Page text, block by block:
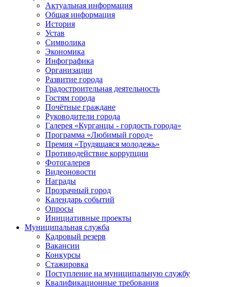
Актуальная информация
Общая информация
История
Устав
Символика
Экономика
Инфографика
Организации
Развитие города
Градостроительная деятельность
Гостям города
Почётные граждане
Руководители города
Галерея «Курганцы - гордость города»
Программа «Любимый город»
Премия «Трудящаяся молодежь»
Противодействие коррупции
Фотогалерея
Видеоновости
Награды
Прозрачный город
Календарь событий
Опросы
Инициативные проекты
Муниципальная служба
Кадровый резерв
Вакансии
Конкурсы
Стажировка
Поступление на муниципальную службу
Квалификационные требования